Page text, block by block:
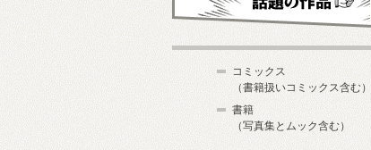
コミックス
（書籍扱いコミックス含む）
書籍
（写真集とムック含む）